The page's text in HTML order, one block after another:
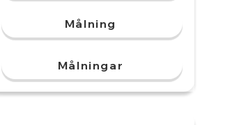
Målning
Målningar